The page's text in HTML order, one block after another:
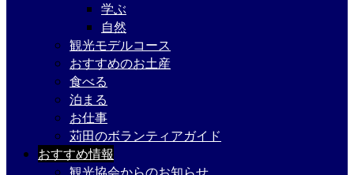
学ぶ
自然
観光モデルコース
おすすめのお土産
食べる
泊まる
お仕事
苅田のボランティアガイド
おすすめ情報